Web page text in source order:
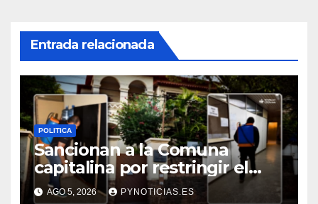
Entrada relacionada
POLITICA
Sancionan a la Comuna
capitalina por restringir el
control de plagas
AGO 5, 2026 PYNOTICIAS.ES